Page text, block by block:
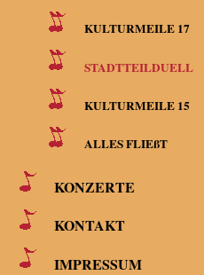
KULTURMEILE 17
STADTTEILDUELL
KULTURMEILE 15
ALLES FLIEßT
KONZERTE
KONTAKT
IMPRESSUM